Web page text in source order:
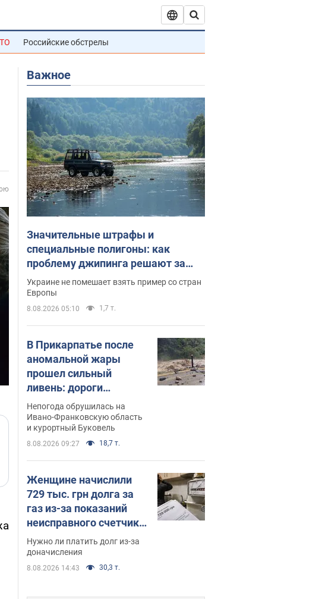
Российские обстрелы
Важное
Значительные штрафы и
специальные полигоны: как
проблему джипинга решают за
границей
Украине не помешает взять пример со стран
Европы
8.08.2026 05:10 1,7 т.
В Прикарпатье после
аномальной жары
прошел сильный
ливень: дороги
превратились в реки.
Видео
Непогода обрушилась на
Ивано-Франковскую область
и курортный Буковель
8.08.2026 09:27 18,7 т.
Женщине начислили
729 тыс. грн долга за
газ из-за показаний
неисправного счетчика:
судья вынес
неожиданное решение
Нужно ли платить долг из-за
доначисления
8.08.2026 14:43 30,3 т.